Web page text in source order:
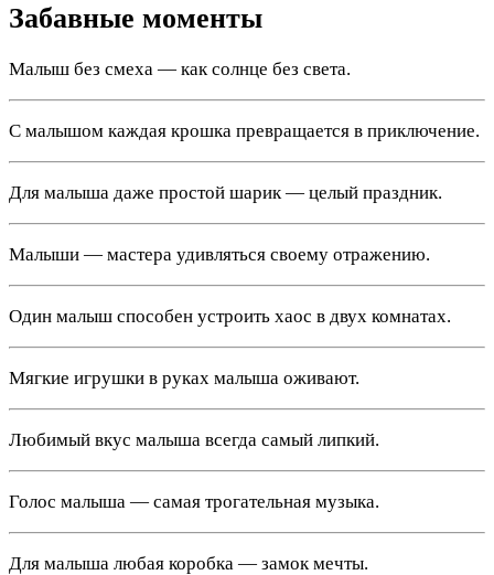
Забавные моменты
Малыш без смеха — как солнце без света.
С малышом каждая крошка превращается в приключение.
Для малыша даже простой шарик — целый праздник.
Малыши — мастера удивляться своему отражению.
Один малыш способен устроить хаос в двух комнатах.
Мягкие игрушки в руках малыша оживают.
Любимый вкус малыша всегда самый липкий.
Голос малыша — самая трогательная музыка.
Для малыша любая коробка — замок мечты.